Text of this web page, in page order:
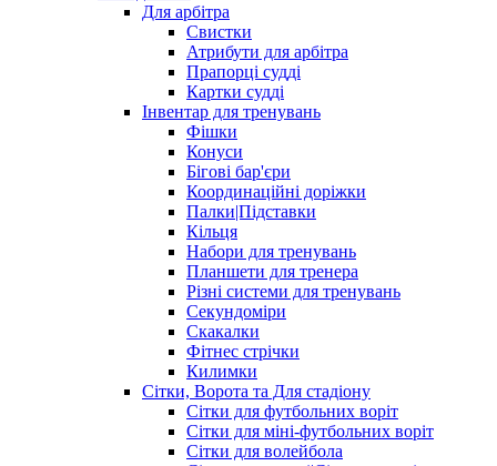
Для арбітра
Свистки
Атрибути для арбітра
Прапорці судді
Картки судді
Інвентар для тренувань
Фішки
Конуси
Бігові бар'єри
Координаційні доріжки
Палки|Підставки
Кільця
Набори для тренувань
Планшети для тренера
Різні системи для тренувань
Секундоміри
Скакалки
Фітнес стрічки
Килимки
Сітки, Ворота та Для стадіону
Сітки для футбольних воріт
Сітки для міні-футбольних воріт
Сітки для волейбола